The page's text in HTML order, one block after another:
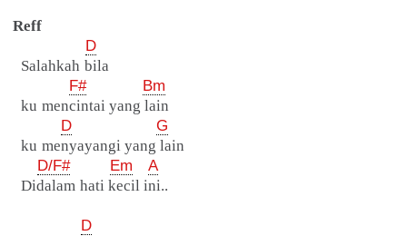
Reff
D
Salahkah bila
F#
Bm
ku mencintai yang lain
D
G
ku menyayangi yang lain
D/F#
Em
A
Didalam hati kecil ini..
D